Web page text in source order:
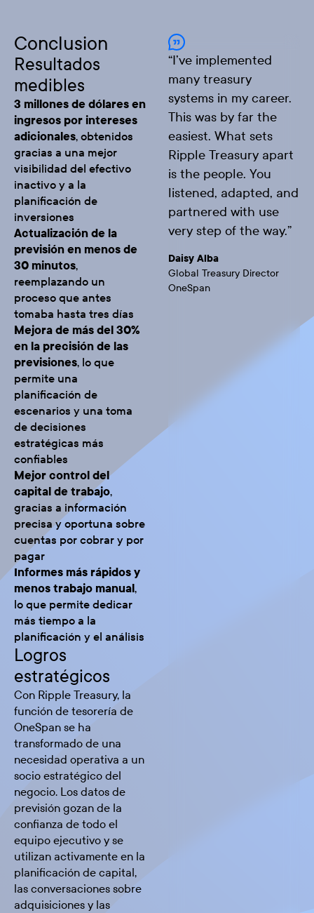
Conclusion
Resultados
medibles
3 millones de dólares en
ingresos por intereses
adicionales, obtenidos
gracias a una mejor
visibilidad del efectivo
inactivo y a la
planificación de
inversiones
Actualización de la
previsión en menos de
30 minutos,
reemplazando un
proceso que antes
tomaba hasta tres días
Mejora de más del 30%
en la precisión de las
previsiones, lo que
permite una
planificación de
escenarios y una toma
de decisiones
estratégicas más
confiables
Mejor control del
capital de trabajo,
gracias a información
precisa y oportuna sobre
cuentas por cobrar y por
pagar
Informes más rápidos y
menos trabajo manual,
lo que permite dedicar
más tiempo a la
planificación y el análisis
Logros
estratégicos
Con Ripple Treasury, la
función de tesorería de
OneSpan se ha
transformado de una
necesidad operativa a un
socio estratégico del
negocio. Los datos de
previsión gozan de la
confianza de todo el
equipo ejecutivo y se
utilizan activamente en la
planificación de capital,
las conversaciones sobre
adquisiciones y las
“I’ve implemented
many treasury
systems in my career.
This was by far the
easiest. What sets
Ripple Treasury apart
is the people. You
listened, adapted, and
partnered with use
very step of the way.”
Daisy Alba
Global Treasury Director
OneSpan